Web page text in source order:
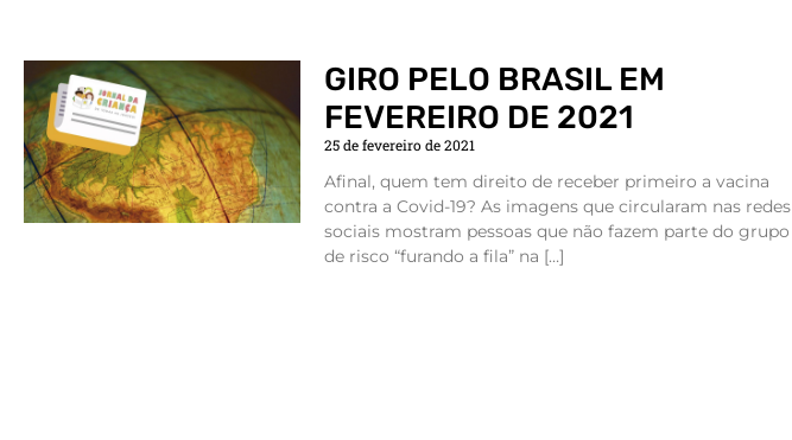
GIRO PELO BRASIL EM
FEVEREIRO DE 2021
25 de fevereiro de 2021
Afinal, quem tem direito de receber primeiro a vacina
contra a Covid-19? As imagens que circularam nas redes
sociais mostram pessoas que não fazem parte do grupo
de risco “furando a fila” na […]